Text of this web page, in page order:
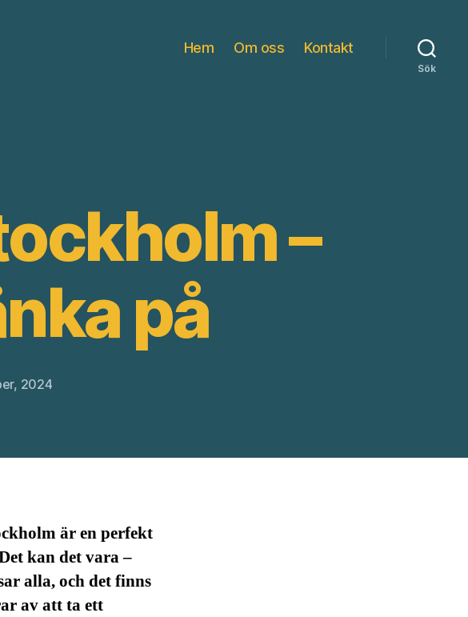
Hem Om oss Kontakt
Sök
–
på
2024
är en perfekt
kan det vara –
alla, och det finns
av att ta ett